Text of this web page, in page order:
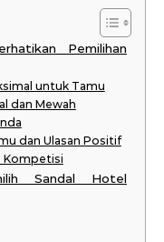
Pemilihan
untuk Tamu
dan Mewah
dan Ulasan Positif
Kompetisi
Sandal Hotel